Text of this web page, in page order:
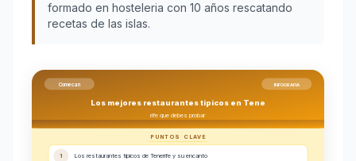
formado en hosteleria con 10 años rescatando
recetas de las islas.
Comecan INFOGRAFIA
Los mejores restaurantes tipicos en Tene
rife que debes probar
PUNTOS CLAVE
1 Los restaurantes tipicos de Tenerife y su encanto